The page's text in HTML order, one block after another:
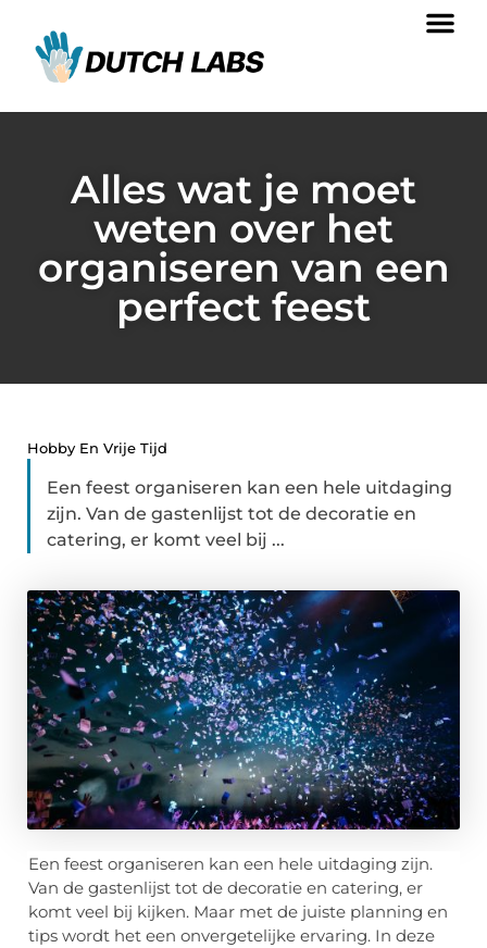
Alles wat je moet
weten over het
organiseren van een
perfect feest
Hobby En Vrije Tijd
Een feest organiseren kan een hele uitdaging
zijn. Van de gastenlijst tot de decoratie en
catering, er komt veel bij ...
Een feest organiseren kan een hele uitdaging zijn.
Van de gastenlijst tot de decoratie en catering, er
komt veel bij kijken. Maar met de juiste planning en
tips wordt het een onvergetelijke ervaring. In deze